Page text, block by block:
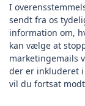
I
sendt fra os
information om,
kan vælge at
marketingemails
der er inkluderet i
vil du fortsat